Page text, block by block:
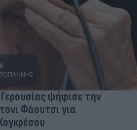
ψήφισε την
Φάουτσι για